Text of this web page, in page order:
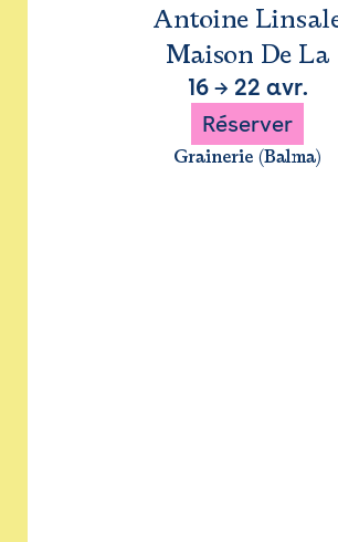
Antoine
Maison De La
16→ 22 avr.
Réserver
Grainerie (Balma)